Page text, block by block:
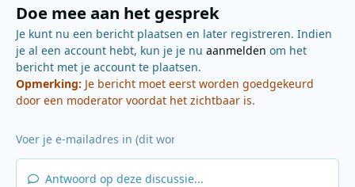
Doe mee aan het gesprek
Je kunt nu een bericht plaatsen en later registreren. Indien
je al een account hebt, kun je je nu aanmelden om het
bericht met je account te plaatsen.
Opmerking: Je bericht moet eerst worden goedgekeurd
door een moderator voordat het zichtbaar is.
Antwoord op deze discussie...